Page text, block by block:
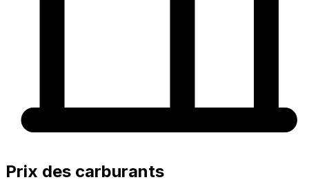
Prix des carburants